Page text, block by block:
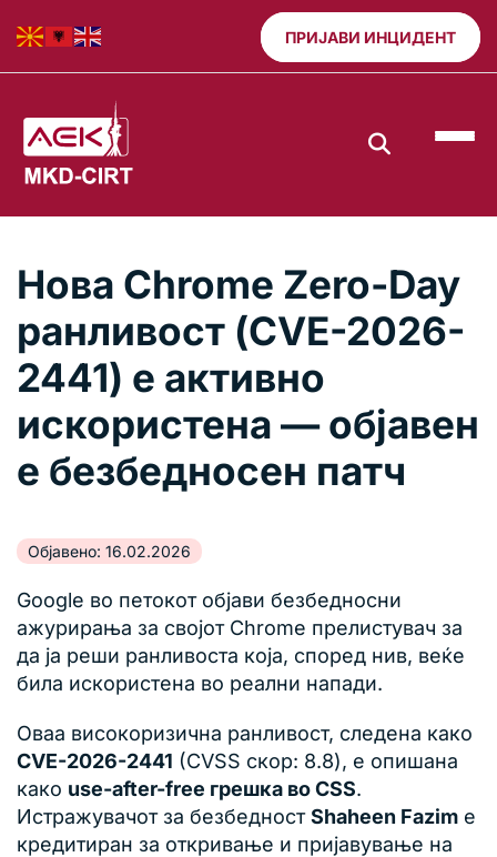
ПРИЈАВИ ИНЦИДЕНТ
Нова Chrome Zero-Day
ранливост (CVE-2026-
2441) е активно
искористена — објавен
е безбедносен патч
Објавено: 16.02.2026
Google во петокот објави безбедносни
ажурирања за својот Chrome прелистувач за
да ја реши ранливоста која, според нив, веќе
била искористена во реални напади.
Оваа високоризична ранливост, следена како
CVE-2026-2441 (CVSS скор: 8.8), е опишана
како use-after-free грешка во CSS.
Истражувачот за безбедностShaheen Fazim е
кредитиран за откривање и пријавување на